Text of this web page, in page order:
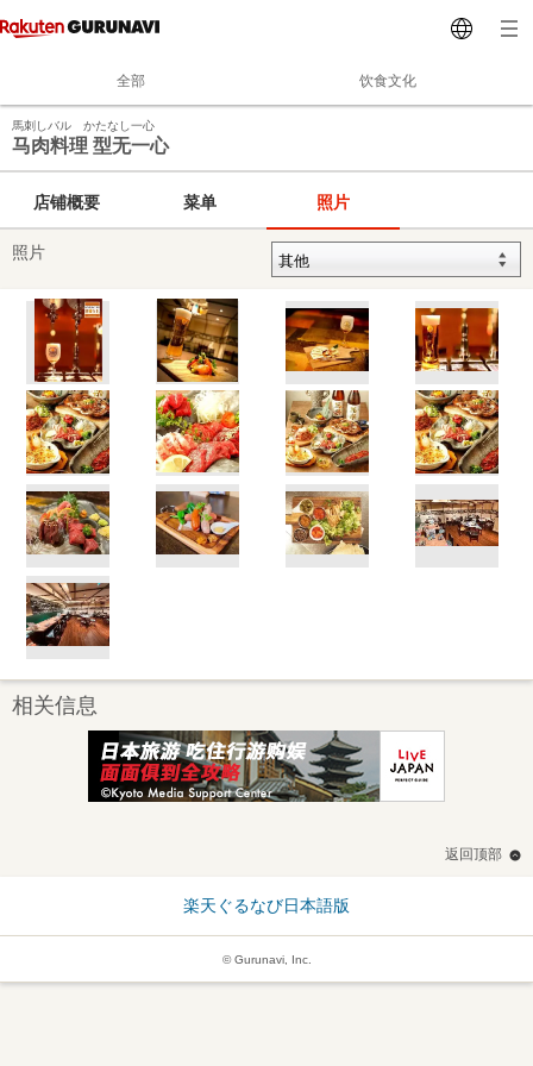
全部 饮食文化
馬刺しバル かたなし一心
马肉料理 型无一心
店铺概要 菜单 照片
照片
相关信息
返回顶部
楽天ぐるなび日本語版
© Gurunavi, Inc.